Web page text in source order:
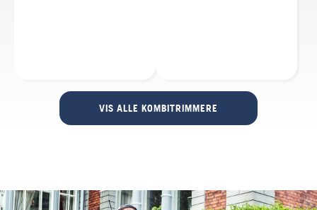
VIS ALLE KOMBITRIMMERE